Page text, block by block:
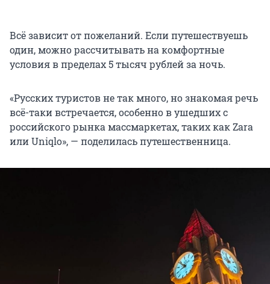
Всё зависит от пожеланий. Если путешествуешь
один, можно рассчитывать на комфортные
условия в пределах 5 тысяч рублей за ночь.
«Русских туристов не так много, но знакомая речь
всё-таки встречается, особенно в ушедших с
российского рынка массмаркетах, таких как Zara
или Uniqlo», — поделилась путешественница.